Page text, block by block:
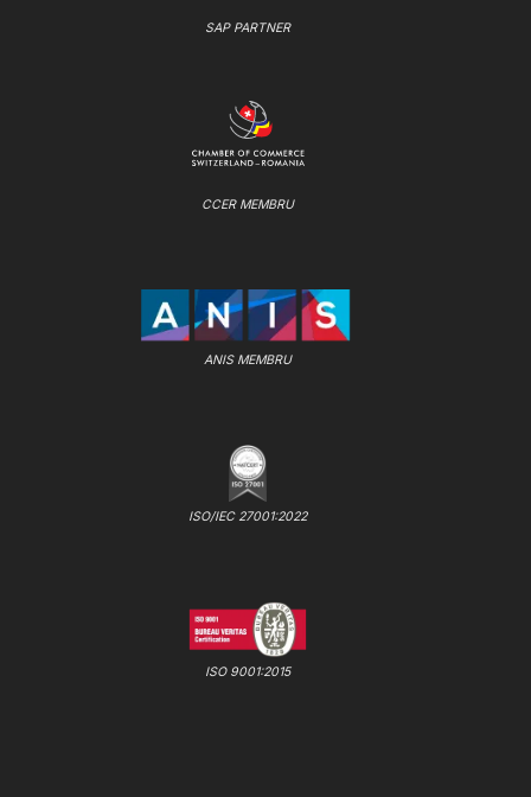
SAP PARTNER
CCER MEMBRU
ANIS MEMBRU
ISO/IEC 27001:2022
ISO 9001:2015